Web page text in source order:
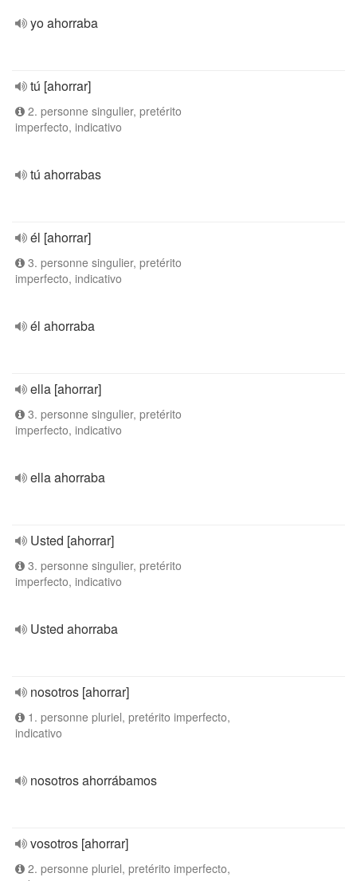
yo ahorraba
tú [ahorrar]
2. personne singulier, pretérito
imperfecto, indicativo
tú ahorrabas
él [ahorrar]
3. personne singulier, pretérito
imperfecto, indicativo
él ahorraba
ella [ahorrar]
3. personne singulier, pretérito
imperfecto, indicativo
ella ahorraba
Usted [ahorrar]
3. personne singulier, pretérito
imperfecto, indicativo
Usted ahorraba
nosotros [ahorrar]
1. personne pluriel, pretérito imperfecto,
indicativo
nosotros ahorrábamos
vosotros [ahorrar]
2. personne pluriel, pretérito imperfecto,